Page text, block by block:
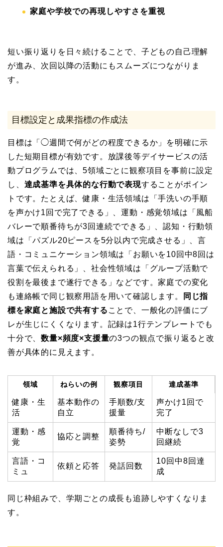
家庭や学校での再現しやすさを重視
短い振り返りを日々続けることで、子どもの自己理解
が進み、次回以降の活動にもスムーズにつながりま
す。
目標設定と成果指標の作成法
目標は「◯週間で何がどの程度できるか」を明確に示
した短期目標が有効です。放課後等デイサービスの活
動プログラムでは、5領域ごとに観察項目を事前に設定
し、 達成基準を具体的な行動で表現することがポイン
トです。たとえば、健康・生活領域は「手洗いの手順
を声かけ1回で完了できる」、運動・感覚領域は「風船
バレーで順番待ちが3回連続でできる」、認知・行動領
域は「パズル20ピースを5分以内で完成させる」、言
語・コミュニケーション領域は「お願いを10回中8回は
言葉で伝えられる」、社会性領域は「グループ活動で
役割を最後まで遂行できる」などです。家庭での変化
も連絡帳で同じ観察用語を用いて確認します。
同じ指
標を家庭と施設で共有する ことで、一般化の評価にブ
レが生じにくくなります。記録は1行テンプレートでも
十分で、数量×頻度×支援量の3つの観点で振り返ると改
善が具体的に見えます。
領域 ねらいの例 観察項目 達成基準
健康・生
活
基本動作の
自立
手順数/支
援量
声かけ1回で
完了
運動・感
覚
協応と調整
順番待ち/
姿勢
中断なしで3
回継続
言語・コ
ミュ
依頼と応答 発話回数
10回中8回達
成
同じ枠組みで、学期ごとの成長も追跡しやすくなりま
す。